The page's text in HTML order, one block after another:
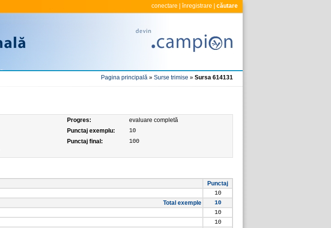
conectare înregistrare căutare
Pagina principală » Surse trimise » Sursa 614131
Progres:
evaluare completă
Punctaj exemplu:
10
Punctaj final:
100
Punctaj
10
Total exemple
10
10
10